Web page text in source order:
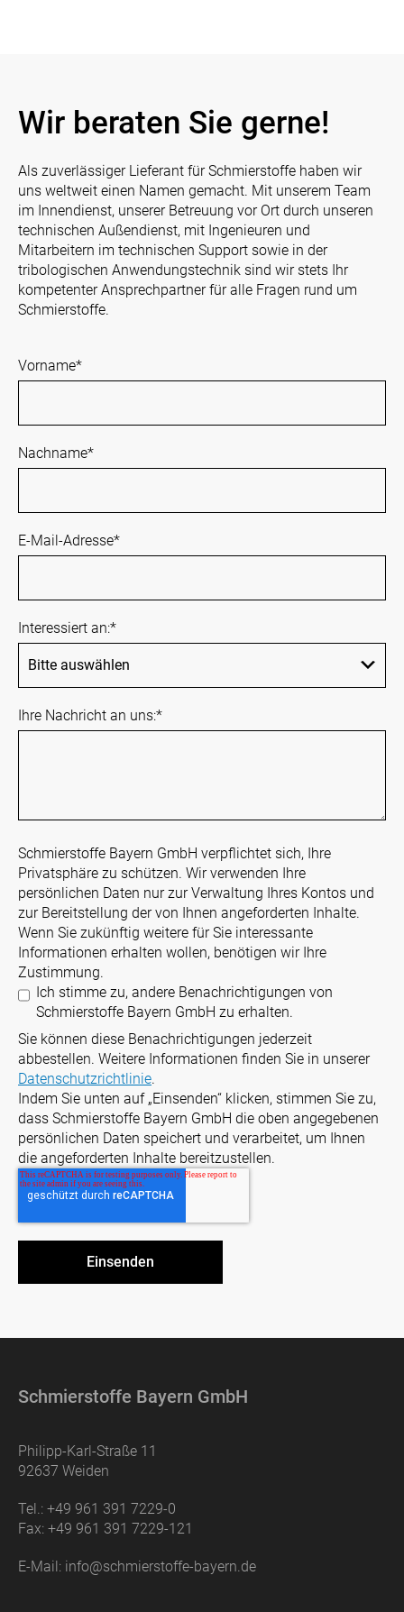
Wir beraten Sie gerne!
Als zuverlässiger Lieferant für Schmierstoffe haben wir
uns weltweit einen Namen gemacht. Mit unserem Team
im Innendienst, unserer Betreuung vor Ort durch unseren
technischen Außendienst, mit Ingenieuren und
Mitarbeitern im technischen Support sowie in der
tribologischen Anwendungstechnik sind wir stets Ihr
kompetenter Ansprechpartner für alle Fragen rund um
Schmierstoffe.
Vorname*
Nachname*
E-Mail-Adresse*
Interessiert an:*
Ihre Nachricht an uns:*
Schmierstoffe Bayern GmbH verpflichtet sich, Ihre
Privatsphäre zu schützen. Wir verwenden Ihre
persönlichen Daten nur zur Verwaltung Ihres Kontos und
zur Bereitstellung der von Ihnen angeforderten Inhalte.
Wenn Sie zukünftig weitere für Sie interessante
Informationen erhalten wollen, benötigen wir Ihre
Zustimmung.
Ich stimme zu, andere Benachrichtigungen von
Schmierstoffe Bayern GmbH zu erhalten.
Sie können diese Benachrichtigungen jederzeit
abbestellen. Weitere Informationen finden Sie in unserer
Datenschutzrichtlinie.
Indem Sie unten auf „Einsenden“ klicken, stimmen Sie zu,
dass Schmierstoffe Bayern GmbH die oben angegebenen
persönlichen Daten speichert und verarbeitet, um Ihnen
die angeforderten Inhalte bereitzustellen.
Schmierstoffe Bayern GmbH
Philipp-Karl-Straße 11
92637 Weiden
Tel.: +49 961 391 7229-0
Fax: +49 961 391 7229-121
E-Mail: info@schmierstoffe-bayern.de